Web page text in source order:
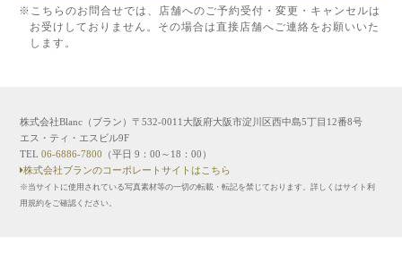
※こちらのお問合せでは、店舗へのご予約受付・変更・キャンセルは
お受けしておりません。その場合は直接店舗へご連絡をお願いいた
します。
株式会社Blanc（ブラン）〒532-0011大阪府大阪市淀川区西中島5丁目12番8号
エス・ティ・エスビル9F
TEL06-6886-7800
（平日 9：00～18：00）
株式会社ブランのコーポレートサイトはこちら
※当サイトに使用されている写真素材等の一切の転載・転記を禁じております。詳しくはサイト利
用規約をご確認ください。